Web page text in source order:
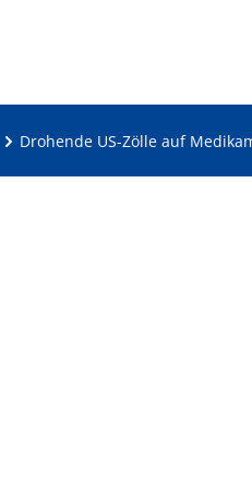
Drohende US-Zölle auf